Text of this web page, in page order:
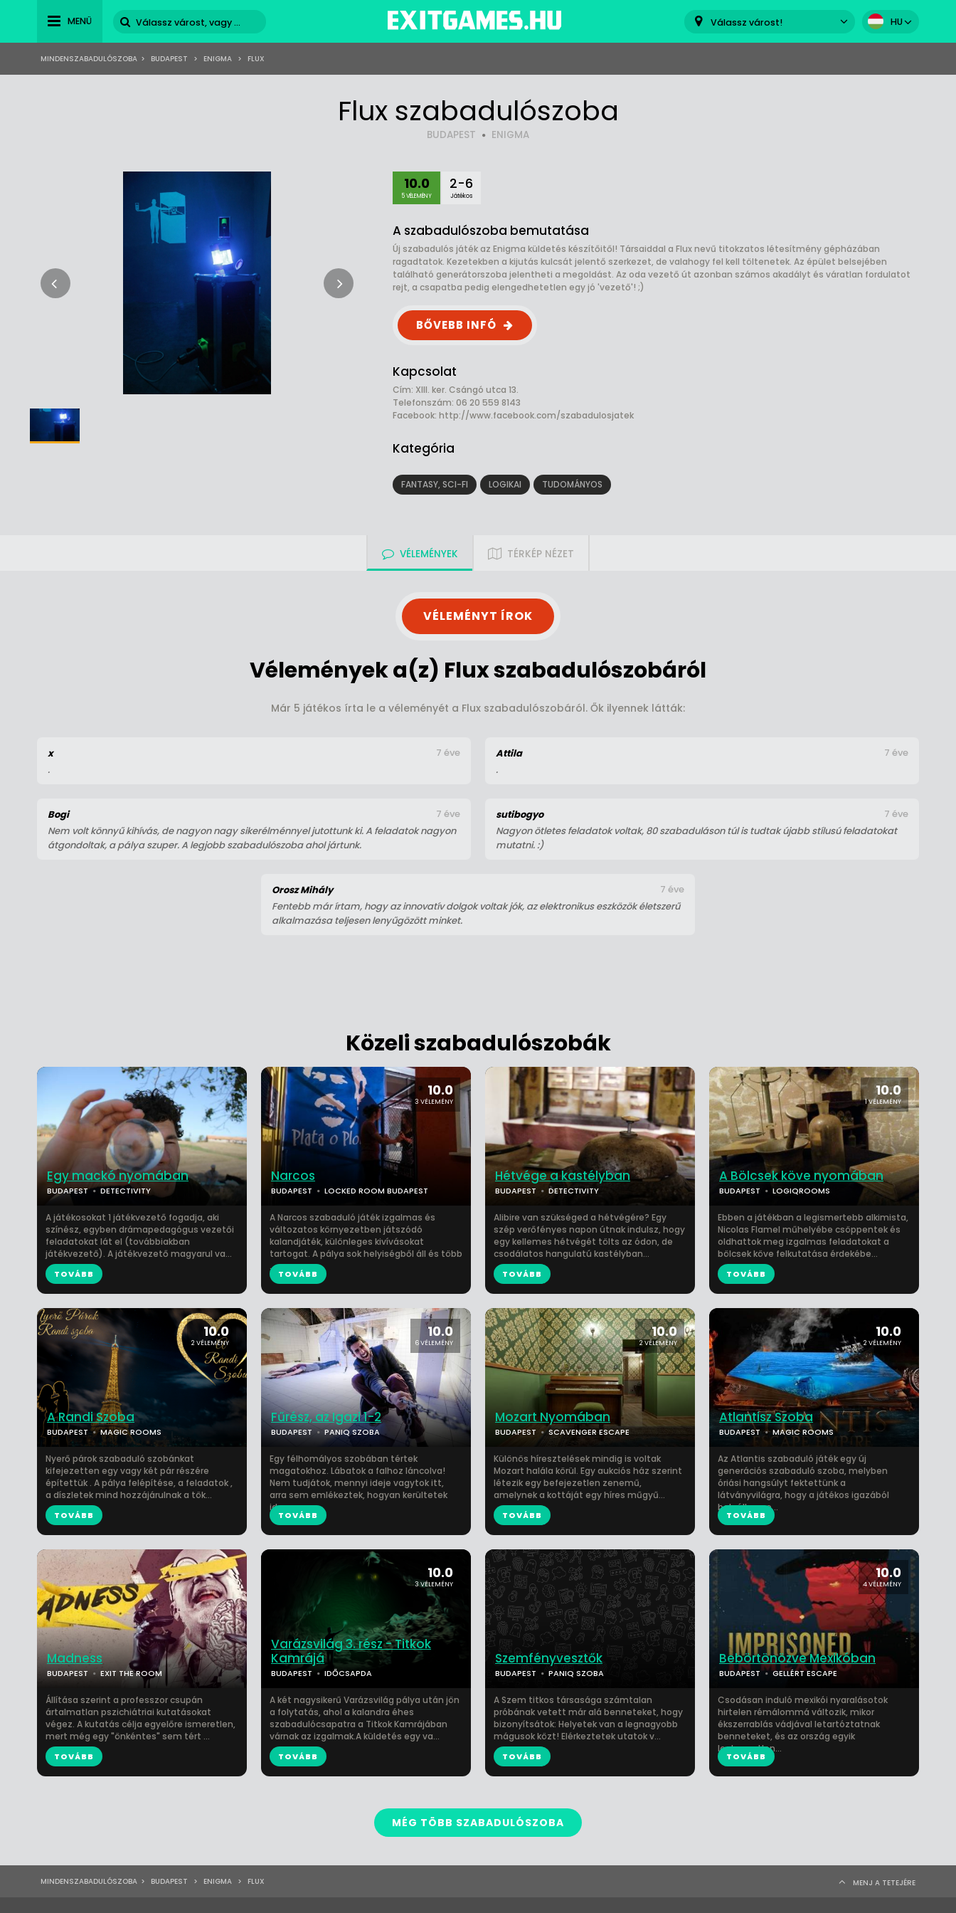
MENÜ Válassz várost! HU
MINDENSZABADULÓSZOBA > BUDAPEST > ENIGMA > FLUX
Flux szabadulószoba
BUDAPEST ENIGMA
10.0
5 VÉLEMÉNY
2-6
Játékos
A szabadulószoba bemutatása
Új szabadulós játék az Enigma küldetés készítőitől! Társaiddal a Flux nevű titokzatos létesítmény gépházában
ragadtatok. Kezetekben a kijutás kulcsát jelentő szerkezet, de valahogy fel kell töltenetek. Az épület belsejében
található generátorszoba jelentheti a megoldást. Az oda vezető út azonban számos akadályt és váratlan fordulatot
rejt, a csapatba pedig elengedhetetlen egy jó 'vezető'! ;)
BŐVEBB INFÓ
Kapcsolat
Cím: XIII. ker. Csángó utca 13.
Telefonszám: 06 20 559 8143
Facebook: http://www.facebook.com/szabadulosjatek
Kategória
FANTASY, SCI-FI LOGIKAI TUDOMÁNYOS
VÉLEMÉNYEK TÉRKÉP NÉZET
VÉLEMÉNYT ÍROK
Vélemények a(z) Flux szabadulószobáról
Már 5 játékos írta le a véleményét a Flux szabadulószobáról. Ők ilyennek látták:
x
.
7 éve
Attila
.
7 éve
Bogi
Nem volt könnyű kihívás, de nagyon nagy sikerélménnyel jutottunk ki. A feladatok nagyon
átgondoltak, a pálya szuper. A legjobb szabadulószoba ahol jártunk.
7 éve
sutibogyo
Nagyon ötletes feladatok voltak, 80 szabaduláson túl is tudtak újabb stílusú feladatokat
mutatni. :)
7 éve
Orosz Mihály
Fentebb már írtam, hogy az innovatív dolgok voltak jók, az elektronikus eszközök életszerű
alkalmazása teljesen lenyűgözött minket.
7 éve
Közeli szabadulószobák
Egy mackó nyomában
BUDAPEST DETECTIVITY
A játékosokat 1 játékvezető fogadja, aki
színész, egyben drámapedagógus vezetői
feladatokat lát el (továbbiakban
játékvezető). A játékvezető magyarul va...
TOVÁBB
10.0
3 VÉLEMÉNY
Narcos
BUDAPEST LOCKED ROOM BUDAPEST
A Narcos szabaduló játék izgalmas és
változatos környezetben játszódó
kalandjáték, különleges kivívásokat
tartogat. A pálya sok helyiségből áll és több
...
TOVÁBB
Hétvége a kastélyban
BUDAPEST DETECTIVITY
Alibire van szükséged a hétvégére? Egy
szép verőfényes napon útnak indulsz, hogy
egy kellemes hétvégét tölts az ódon, de
csodálatos hangulatú kastélyban...
TOVÁBB
10.0
1 VÉLEMÉNY
A Bölcsek köve nyomában
BUDAPEST LOGIQROOMS
Ebben a játékban a legismertebb alkimista,
Nicolas Flamel műhelyébe csöppentek és
oldhattok meg izgalmas feladatokat a
bölcsek köve felkutatása érdekébe...
TOVÁBB
10.0
2 VÉLEMÉNY
A Randi Szoba
BUDAPEST MAGIC ROOMS
Nyerő párok szabaduló szobánkat
kifejezetten egy vagy két pár részére
építettük . A pálya felépítése, a feladatok ,
a díszletek mind hozzájárulnak a tök...
TOVÁBB
10.0
6 VÉLEMÉNY
Fűrész, az Igazi 1-2
BUDAPEST PANIQ SZOBA
Egy félhomályos szobában tértek
magatokhoz. Lábatok a falhoz láncolva!
Nem tudjátok, mennyi ideje vagytok itt,
arra sem emlékeztek, hogyan kerültetek
id...
TOVÁBB
10.0
2 VÉLEMÉNY
Mozart Nyomában
BUDAPEST SCAVENGER ESCAPE
Különös híresztelések mindig is voltak
Mozart halála körül. Egy aukciós ház szerint
létezik egy befejezetlen zenemű,
amelynek a kottáját egy híres műgyű...
TOVÁBB
10.0
2 VÉLEMÉNY
Atlantisz Szoba
BUDAPEST MAGIC ROOMS
Az Atlantis szabaduló játék egy új
generációs szabaduló szoba, melyben
óriási hangsúlyt fektettünk a
látványvilágra, hogy a játékos igazából
beleélhesse...
TOVÁBB
Madness
BUDAPEST EXIT THE ROOM
Állítása szerint a professzor csupán
ártalmatlan pszichiátriai kutatásokat
végez. A kutatás célja egyelőre ismeretlen,
mert még egy "önkéntes" sem tért ...
TOVÁBB
10.0
3 VÉLEMÉNY
Varázsvilág 3. rész - Titkok
Kamrájá
BUDAPEST IDŐCSAPDA
A két nagysikerű Varázsvilág pálya után jön
a folytatás, ahol a kalandra éhes
szabadulócsapatra a Titkok Kamrájában
várnak az izgalmak.A küldetés egy va...
TOVÁBB
Szemfényvesztők
BUDAPEST PANIQ SZOBA
A Szem titkos társasága számtalan
próbának vetett már alá benneteket, hogy
bizonyítsátok: Helyetek van a legnagyobb
mágusok közt! Elérkeztetek utatok v...
TOVÁBB
10.0
4 VÉLEMÉNY
Bebörtönözve Mexikóban
BUDAPEST GELLÉRT ESCAPE
Csodásan induló mexikói nyaralásotok
hirtelen rémálommá változik, mikor
ékszerrablás vádjával letartóztatnak
benneteket, és az ország egyik
legkegyetlen...
TOVÁBB
MÉG TÖBB SZABADULÓSZOBA
MINDENSZABADULÓSZOBA > BUDAPEST > ENIGMA > FLUX MENJ A TETEJÉRE